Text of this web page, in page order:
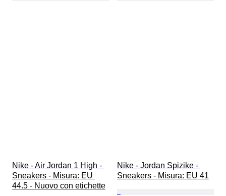
Nike - Air Jordan 1 High -
Sneakers - Misura: EU
44.5 - Nuovo con etichette
Nike - Jordan Spizike -
Sneakers - Misura: EU 41